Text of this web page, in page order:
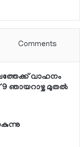
Comments
വാഹനം
ഞായറാഴ്ച മുതല്‍